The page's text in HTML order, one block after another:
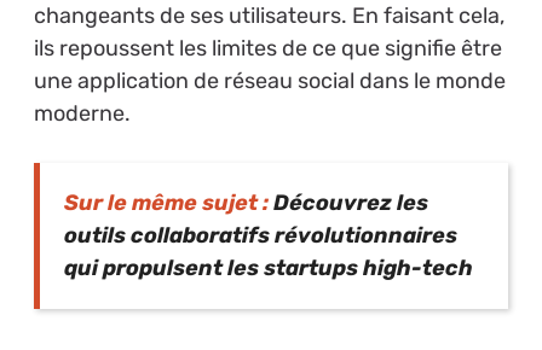
changeants de ses utilisateurs. En faisant cela,
ils repoussent les limites de ce que signifie être
une application de réseau social dans le monde
moderne.
Sur le même sujet :Découvrez les
outils collaboratifs révolutionnaires
qui propulsent les startups high-tech